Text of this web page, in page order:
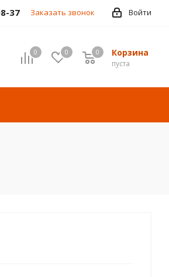
Войти
37 Заказать звонок
0 0 Корзина
пуста
0